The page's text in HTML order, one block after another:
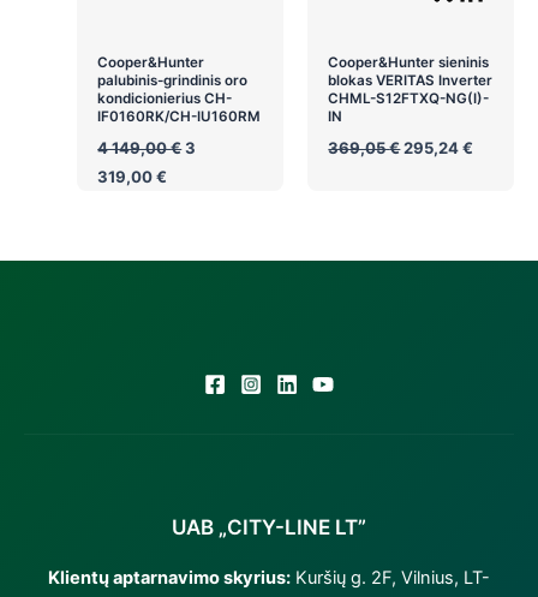
Cooper&Hunter
palubinis-grindinis oro
kondicionierius CH-
IF0160RK/CH-IU160RM
4 149,00€ Original
3
319,00€
Cooper&Hunter sieninis
blokas VERITAS Inverter
CHML-S12FTXQ-NG(I)-
IN
369,05€Original
price
295,24€
UAB „CITY-LINE LT”
Klientų aptarnavimo skyrius: Kuršių g. 2F, Vilnius, LT-